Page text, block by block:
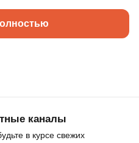
каналы
в курсе свежих